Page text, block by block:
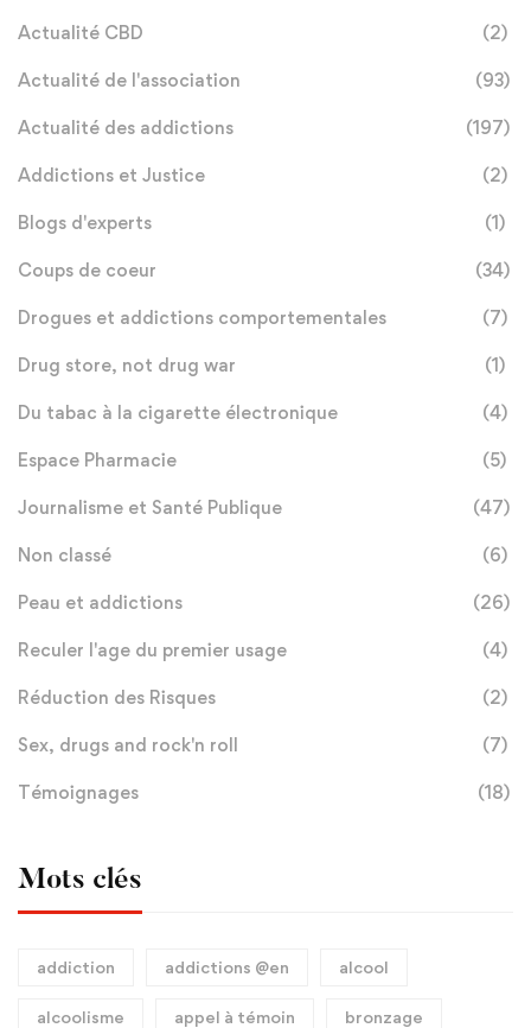
Actualité CBD (2)
Actualité de l'association (93)
Actualité des addictions (197)
Addictions et Justice (2)
Blogs d'experts (1)
Coups de coeur (34)
Drogues et addictions comportementales (7)
Drug store, not drug war (1)
Du tabac à la cigarette électronique (4)
Espace Pharmacie (5)
Journalisme et Santé Publique (47)
Non classé (6)
Peau et addictions (26)
Reculer l'age du premier usage (4)
Réduction des Risques (2)
Sex, drugs and rock'n roll (7)
Témoignages (18)
Mots clés
addiction addictions @en alcool
alcoolisme appel à témoin bronzage